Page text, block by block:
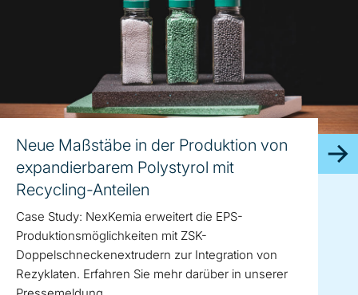
Neue Maßstäbe in der Produktion von
expandierbarem Polystyrol mit
Recycling-Anteilen
Case Study: NexKemia erweitert die EPS-
Produktionsmöglichkeiten mit ZSK-
Doppelschneckenextrudern zur Integration von
Rezyklaten. Erfahren Sie mehr darüber in unserer